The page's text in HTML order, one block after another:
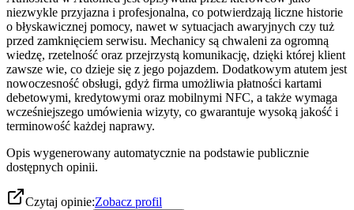
niezwykle przyjazna i profesjonalna, co potwierdzają liczne historie
o błyskawicznej pomocy, nawet w sytuacjach awaryjnych czy tuż
przed zamknięciem serwisu. Mechanicy są chwaleni za ogromną
wiedzę, rzetelność oraz przejrzystą komunikację, dzięki której klient
zawsze wie, co dzieje się z jego pojazdem. Dodatkowym atutem jest
nowoczesność obsługi, gdyż firma umożliwia płatności kartami
debetowymi, kredytowymi oraz mobilnymi NFC, a także wymaga
wcześniejszego umówienia wizyty, co gwarantuje wysoką jakość i
terminowość każdej naprawy.
Opis wygenerowany automatycznie na podstawie publicznie
dostępnych opinii.
Czytaj opinie:Zobacz profil